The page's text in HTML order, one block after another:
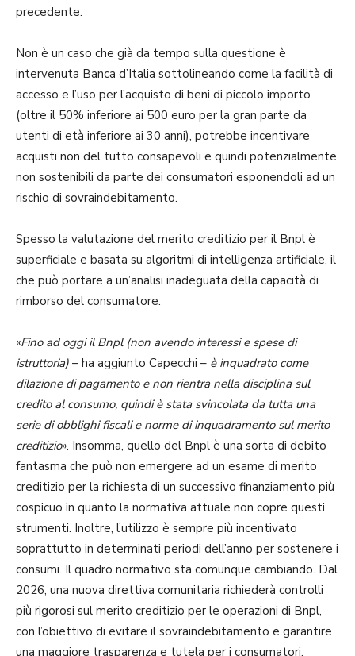
precedente.
Non è un caso che già da tempo sulla questione è
intervenuta Banca d’Italia sottolineando come la facilità di
accesso e l’uso per l’acquisto di beni di piccolo importo
(oltre il 50% inferiore ai 500 euro per la gran parte da
utenti di età inferiore ai 30 anni), potrebbe incentivare
acquisti non del tutto consapevoli e quindi potenzialmente
non sostenibili da parte dei consumatori esponendoli ad un
rischio di sovraindebitamento.
Spesso la valutazione del merito creditizio per il Bnpl è
superficiale e basata su algoritmi di intelligenza artificiale, il
che può portare a un’analisi inadeguata della capacità di
rimborso del consumatore.
«Fino ad oggi il Bnpl (non avendo interessi e spese di
istruttoria) – ha aggiunto Capecchi – è inquadrato come
dilazione di pagamento e non rientra nella disciplina sul
credito al consumo, quindi è stata svincolata da tutta una
serie di obblighi fiscali e norme di inquadramento sul merito
creditizio». Insomma, quello del Bnpl è una sorta di debito
fantasma che può non emergere ad un esame di merito
creditizio per la richiesta di un successivo finanziamento più
cospicuo in quanto la normativa attuale non copre questi
strumenti. Inoltre, l’utilizzo è sempre più incentivato
soprattutto in determinati periodi dell’anno per sostenere i
consumi. Il quadro normativo sta comunque cambiando. Dal
2026, una nuova direttiva comunitaria richiederà controlli
più rigorosi sul merito creditizio per le operazioni di Bnpl,
con l’obiettivo di evitare il sovraindebitamento e garantire
una maggiore trasparenza e tutela per i consumatori.